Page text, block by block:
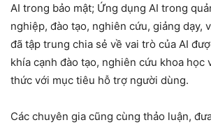
AI trong bảo mật; Ứng dụng AI trong
nghiệp, đào tạo, nghiên cứu, giảng dạy,
đã tập trung chia sẻ về vai trò của AI
khía cạnh đào tạo, nghiên cứu khoa học
thức với mục tiêu hỗ trợ người dùng.
Các chuyên gia cũng cùng thảo luận,